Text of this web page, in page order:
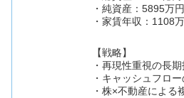
・純資産：5895万円
・家賃年収：1108
【戦略】
・再現性重視の長
・キャッシュフロ
・株×不動産による